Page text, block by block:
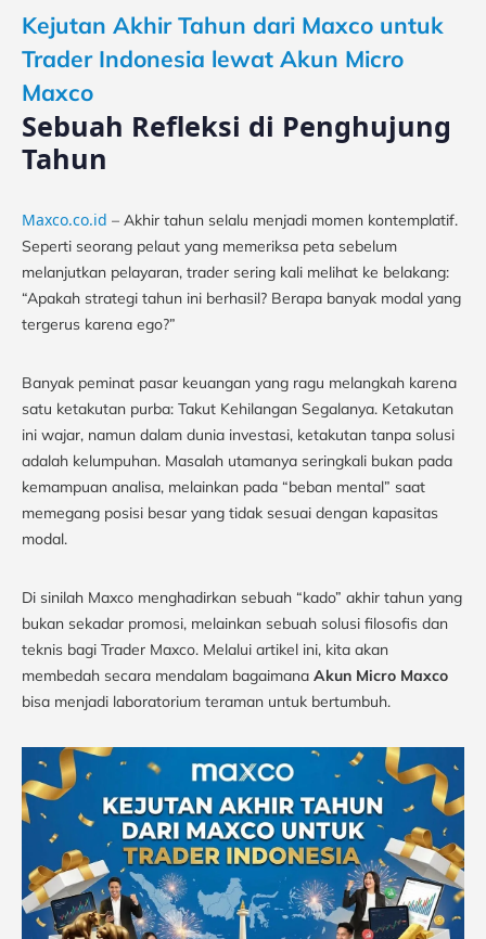
Kejutan Akhir Tahun dari Maxco untuk
Trader Indonesia lewat Akun Micro
Maxco
Sebuah Refleksi di Penghujung
Tahun
Maxco.co.id – Akhir tahun selalu menjadi momen kontemplatif.
Seperti seorang pelaut yang memeriksa peta sebelum
melanjutkan pelayaran, trader sering kali melihat ke belakang:
“Apakah strategi tahun ini berhasil? Berapa banyak modal yang
tergerus karena ego?”
Banyak peminat pasar keuangan yang ragu melangkah karena
satu ketakutan purba: Takut Kehilangan Segalanya. Ketakutan
ini wajar, namun dalam dunia investasi, ketakutan tanpa solusi
adalah kelumpuhan. Masalah utamanya seringkali bukan pada
kemampuan analisa, melainkan pada “beban mental” saat
memegang posisi besar yang tidak sesuai dengan kapasitas
modal.
Di sinilah Maxco menghadirkan sebuah “kado” akhir tahun yang
bukan sekadar promosi, melainkan sebuah solusi filosofis dan
teknis bagi Trader Maxco. Melalui artikel ini, kita akan
membedah secara mendalam bagaimana Akun Micro Maxco
bisa menjadi laboratorium teraman untuk bertumbuh.